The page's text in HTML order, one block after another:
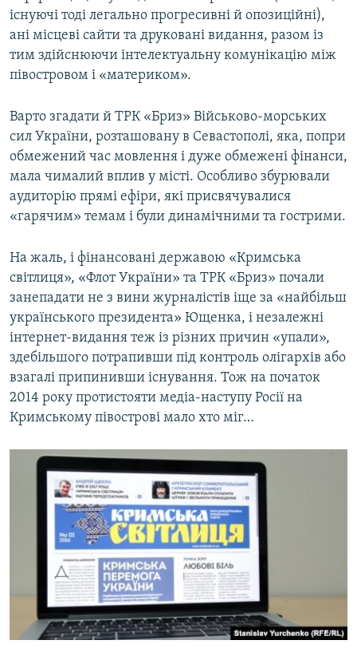
існуючі тоді легально прогресивні й опозиційні),
ані місцеві сайти та друковані видання, разом із
тим здійснюючи інтелектуальну комунікацію між
півостровом і «материком».
Варто згадати й ТРК «Бриз» Військово-морських
сил України, розташовану в Севастополі, яка, попри
обмежений час мовлення і дуже обмежені фінанси,
мала чималий вплив у місті. Особливо збурювали
аудиторію прямі ефіри, які присвячувалися
«гарячим» темам і були динамічними та гострими.
На жаль, і фінансовані державою «Кримська
світлиця», «Флот України» та ТРК «Бриз» почали
занепадати не з вини журналістів іще за «найбільш
українського президента» Ющенка, і незалежні
інтернет-видання теж із різних причин «упали»,
здебільшого потрапивши під контроль олігархів або
взагалі припинивши існування. Тож на початок
2014 року протистояти медіа-наступу Росії на
Кримському півострові мало хто міг…